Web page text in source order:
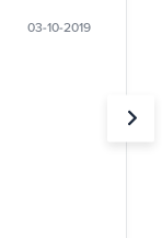
03-10-2019